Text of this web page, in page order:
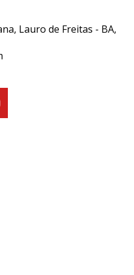
Lauro de Freitas - BA,